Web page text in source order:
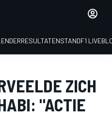
RESULTATENSTANDF1
ZICH
"ACTIE